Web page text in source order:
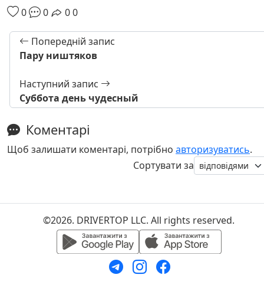
0
0 00
Попередній запис
Пару ништяков
Наступний запис
Суббота день чудесный
Коментарі
Щоб залишати коментарі, потрібно авторизуватись.
Сортувати за
©2026. DRIVERTOP LLC. All rights reserved.